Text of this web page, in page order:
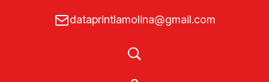
dataprintlamolina@gmail.com